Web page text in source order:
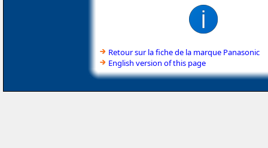
Retour sur la fiche de la marque Panasonic
English version of this page